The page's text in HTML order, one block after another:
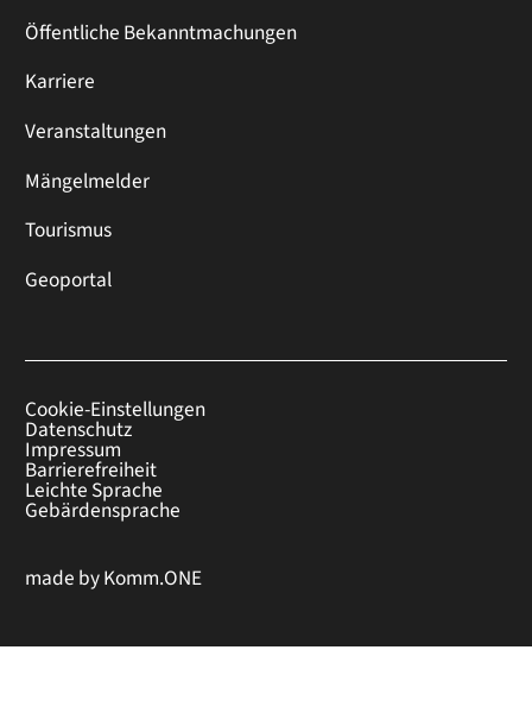
Öffentliche Bekanntmachungen
Karriere
Veranstaltungen
Mängelmelder
Tourismus
Geoportal
Cookie-Einstellungen
Datenschutz
Impressum
Barrierefreiheit
Leichte Sprache
Gebärdensprache
made byKomm.ONE